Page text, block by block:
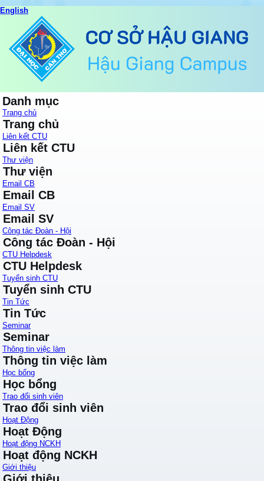
English
Danh mục
Trang chủ
Trang chủ
Liên kết CTU
Liên kết CTU
Thư viện
Thư viện
Email CB
Email CB
Email SV
Email SV
Công tác Đoàn - Hội
Công tác Đoàn - Hội
CTU Helpdesk
CTU Helpdesk
Tuyển sinh CTU
Tuyển sinh CTU
Tin Tức
Tin Tức
Seminar
Seminar
Thông tin việc làm
Thông tin việc làm
Học bổng
Học bổng
Trao đổi sinh viên
Trao đổi sinh viên
Hoạt Động
Hoạt Động
Hoạt động NCKH
Hoạt động NCKH
Giới thiệu